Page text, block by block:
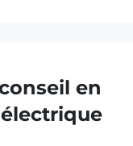
en